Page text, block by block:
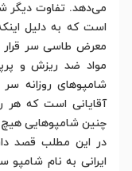
می‌دهد. تفاوت دیگر
است که به دلیل
معرض طاسی سر قرار
مواد ضد ریزش و
شامپوهای روزانه
آقایانی است که هر
چنین شامپوهایی هیچ
در این مطلب قصد